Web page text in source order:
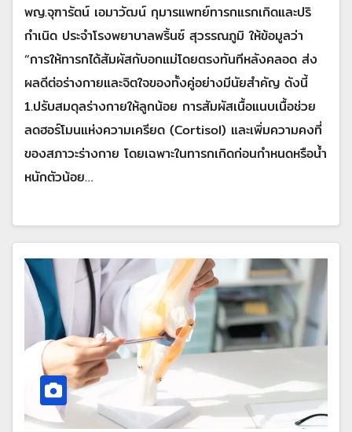
พญ.จุฑารัตน์ เอมาวัฒน์ กุมารแพทย์ทารกแรกเกิดและปริ
กำเนิด ประจำโรงพยาบาลพริ้นซ์ สุวรรณภูมิ ให้ข้อมูลว่า
“การให้ทารกได้สัมผัสกับอกแม่โดยตรงทันทีหลังคลอด ส่ง
ผลดีต่อร่างกายและจิตใจของทั้งคู่อย่างมีนัยสำคัญ ดังนี้
1.ปรับสมดุลร่างกายให้ลูกน้อย การสัมผัสเนื้อแนบเนื้อช่วย
ลดฮอร์โมนแห่งความเครียด (Cortisol) และเพิ่มความคงที่
ของสภาวะร่างกาย โดยเฉพาะในทารกเกิดก่อนกำหนดหรือน้ำ
หนักตัวน้อย…